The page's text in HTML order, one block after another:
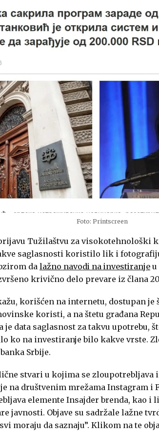
Foto: Printscreen
Tužilaštvu za visokotehnološki
saglasnosti koristilo lik i
da lažno navodi na investiranje u
krivično delo prevare iz člana
korišćen na internetu, dostupan
koristi, a na štetu građana
je data saglasnost za takvu upotrebu,
ko na investiranje bilo kakve vrste.
Srbije.
stvari u kojima se
na društvenim mrežama Instagram i
elemente Insajder brenda, kao
javnosti. Objave su sadržale lažne
moraju da saznaju”. Klikom na te